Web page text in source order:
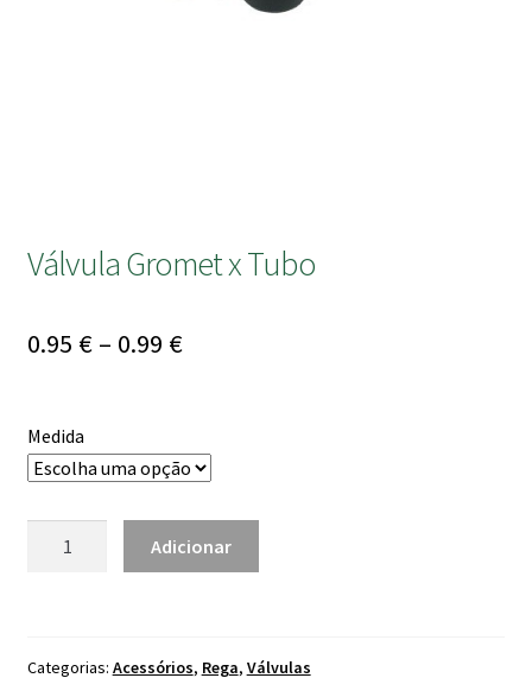
Válvula Gromet x Tubo
0.95 € – 0.99 €Price
through
0.99 €
Medida
Adicionar
Categorias: Acessórios, Rega, Válvulas